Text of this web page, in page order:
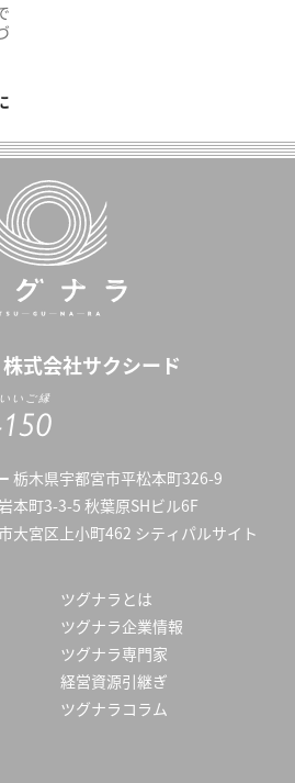
株式会社サクシード
いご縁
栃木県宇都宮市平松本町326-9
本町3-3-5 秋葉原SHビル6F
大宮区上小町462 シティパルサイト
ツグナラとは
ツグナラ企業情報
ツグナラ専門家
経営資源引継ぎ
ツグナラコラム